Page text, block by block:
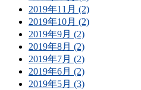
2019年11月 (2)
2019年10月 (2)
2019年9月 (2)
2019年8月 (2)
2019年7月 (2)
2019年6月 (2)
2019年5月 (3)